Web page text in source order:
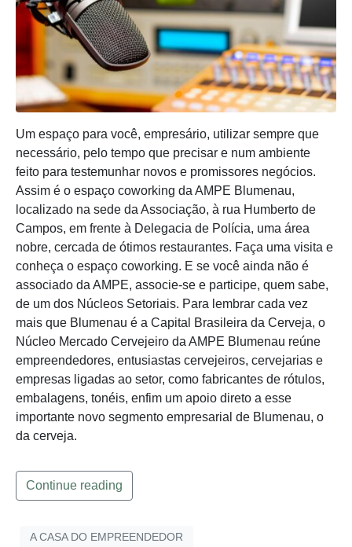
Um espaço para você, empresário, utilizar sempre que
necessário, pelo tempo que precisar e num ambiente
feito para testemunhar novos e promissores negócios.
Assim é o espaço coworking da AMPE Blumenau,
localizado na sede da Associação, à rua Humberto de
Campos, em frente à Delegacia de Polícia, uma área
nobre, cercada de ótimos restaurantes. Faça uma visita e
conheça o espaço coworking. E se você ainda não é
associado da AMPE, associe-se e participe, quem sabe,
de um dos Núcleos Setoriais. Para lembrar cada vez
mais que Blumenau é a Capital Brasileira da Cerveja, o
Núcleo Mercado Cervejeiro da AMPE Blumenau reúne
empreendedores, entusiastas cervejeiros, cervejarias e
empresas ligadas ao setor, como fabricantes de rótulos,
embalagens, tonéis, enfim um apoio direto a esse
importante novo segmento empresarial de Blumenau, o
da cerveja.
Continue reading
A CASA DO EMPREENDEDOR